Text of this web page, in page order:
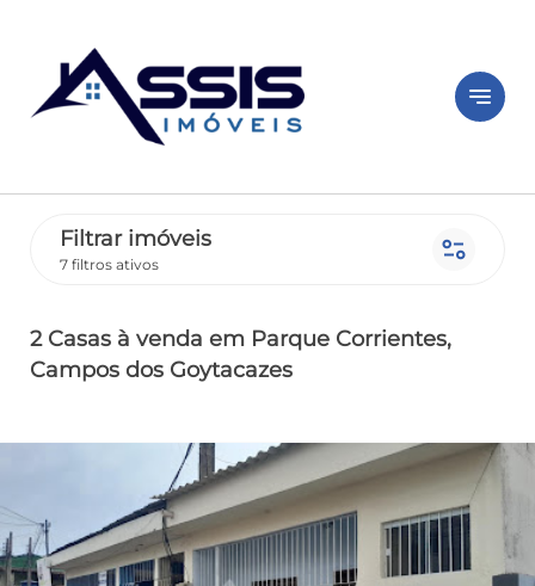
notes
Filtrar imóveis
7 filtros ativos page_info
2 Casas à venda em Parque Corrientes,
Campos dos Goytacazes